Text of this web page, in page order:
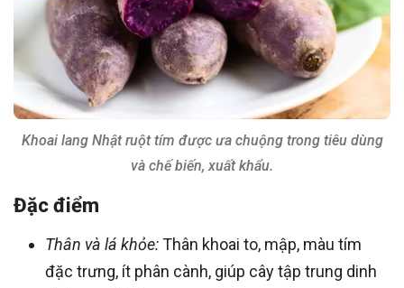
Khoai lang Nhật ruột tím được ưa chuộng trong tiêu dùng
và chế biến, xuất khẩu.
Đặc điểm
Thân và lá khỏe:Thân khoai to, mập, màu tím
đặc trưng, ít phân cành, giúp cây tập trung dinh